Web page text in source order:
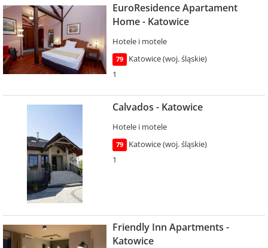
EuroResidence Apartament
Home - Katowice
Hotele i motele
79
Katowice (woj. śląskie)
1
Calvados - Katowice
Hotele i motele
79
Katowice (woj. śląskie)
1
Friendly Inn Apartments -
Katowice